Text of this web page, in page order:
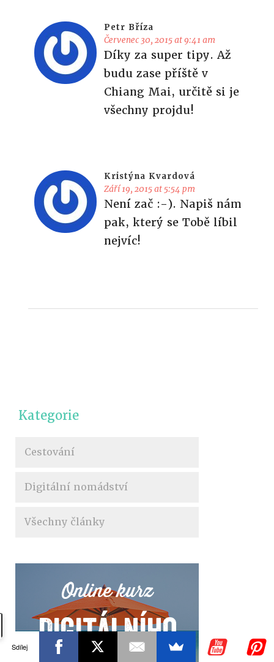
Petr Bříza
Červenec 30, 2015 at 9:41 am
Díky za super tipy. Až
budu zase příště v
Chiang Mai, určitě si je
všechny projdu!
Kristýna Kvardová
Září 19, 2015 at 5:54 pm
Není zač :-). Napiš nám
pak, který se Tobě líbil
nejvíc!
Kategorie
Cestování
Digitální nomádství
Všechny články
Online kurz
Digitálního
Sdílej